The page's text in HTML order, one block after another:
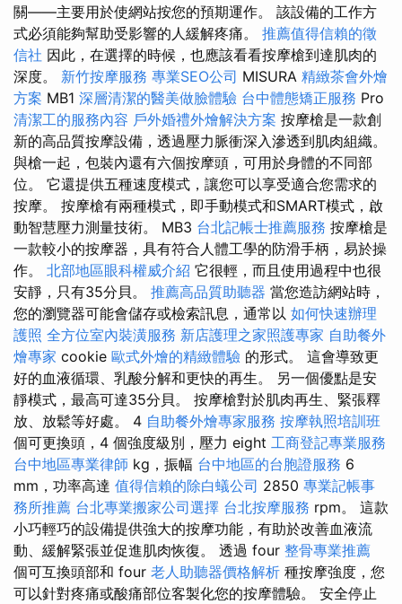
關——主要用於使網站按您的預期運作。 該設備的工作方
式必須能夠幫助受影響的人緩解疼痛。 推薦值得信賴的徵
信社 因此，在選擇的時候，也應該看看按摩槍到達肌肉的
深度。 新竹按摩服務 專業SEO公司 MISURA 精緻茶會外燴
方案 MB1 深層清潔的醫美做臉體驗 台中體態矯正服務 Pro
清潔工的服務內容 戶外婚禮外燴解決方案 按摩槍是一款創
新的高品質按摩設備，透過壓力脈衝深入滲透到肌肉組織。
與槍一起，包裝內還有六個按摩頭，可用於身體的不同部
位。 它還提供五種速度模式，讓您可以享受適合您需求的
按摩。 按摩槍有兩種模式，即手動模式和SMART模式，啟
動智慧壓力測量技術。 MB3 台北記帳士推薦服務 按摩槍是
一款較小的按摩器，具有符合人體工學的防滑手柄，易於操
作。 北部地區眼科權威介紹 它很輕，而且使用過程中也很
安靜，只有35分貝。 推薦高品質助聽器 當您造訪網站時，
您的瀏覽器可能會儲存或檢索訊息，通常以 如何快速辦理
護照 全方位室內裝潢服務 新店護理之家照護專家 自助餐外
燴專家 cookie 歐式外燴的精緻體驗 的形式。 這會導致更
好的血液循環、乳酸分解和更快的再生。 另一個優點是安
靜模式，最高可達35分貝。 按摩槍對於肌肉再生、緊張釋
放、放鬆等好處。 4 自助餐外燴專家服務 按摩執照培訓班
個可更換頭，4 個強度級別，壓力 eight 工商登記專業服務
台中地區專業律師 kg，振幅 台中地區的台胞證服務 6
mm，功率高達 值得信賴的除白蟻公司 2850 專業記帳事
務所推薦 台北專業搬家公司選擇 台北按摩服務 rpm。 這款
小巧輕巧的設備提供強大的按摩功能，有助於改善血液流
動、緩解緊張並促進肌肉恢復。 透過 four 整骨專業推薦
個可互換頭部和 four 老人助聽器價格解析 種按摩強度，您
可以針對疼痛或酸痛部位客製化您的按摩體驗。 安全停止